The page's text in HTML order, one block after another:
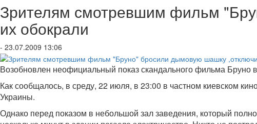
Зрителям смотревшим фильм
их обокрали
- 23.07.2009 13:06
Возобновлен неофициальный показ скандального фильма Бруно
Как сообщалось, в среду, 22 июля, в 23:00 в частном киевском
Украины.
Однако перед показом в небольшой зал заведения, который